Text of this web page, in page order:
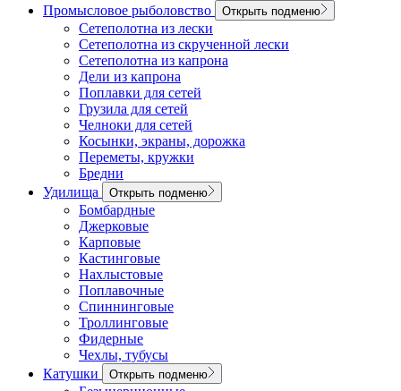
Промысловое рыболовство
Открыть подменю
Сетеполотна из лески
Сетеполотна из скрученной лески
Сетеполотна из капрона
Дели из капрона
Поплавки для сетей
Грузила для сетей
Челноки для сетей
Косынки, экраны, дорожка
Переметы, кружки
Бредни
Удилища
Открыть подменю
Бомбардные
Джерковые
Карповые
Кастинговые
Нахлыстовые
Поплавочные
Спиннинговые
Троллинговые
Фидерные
Чехлы, тубусы
Катушки
Открыть подменю